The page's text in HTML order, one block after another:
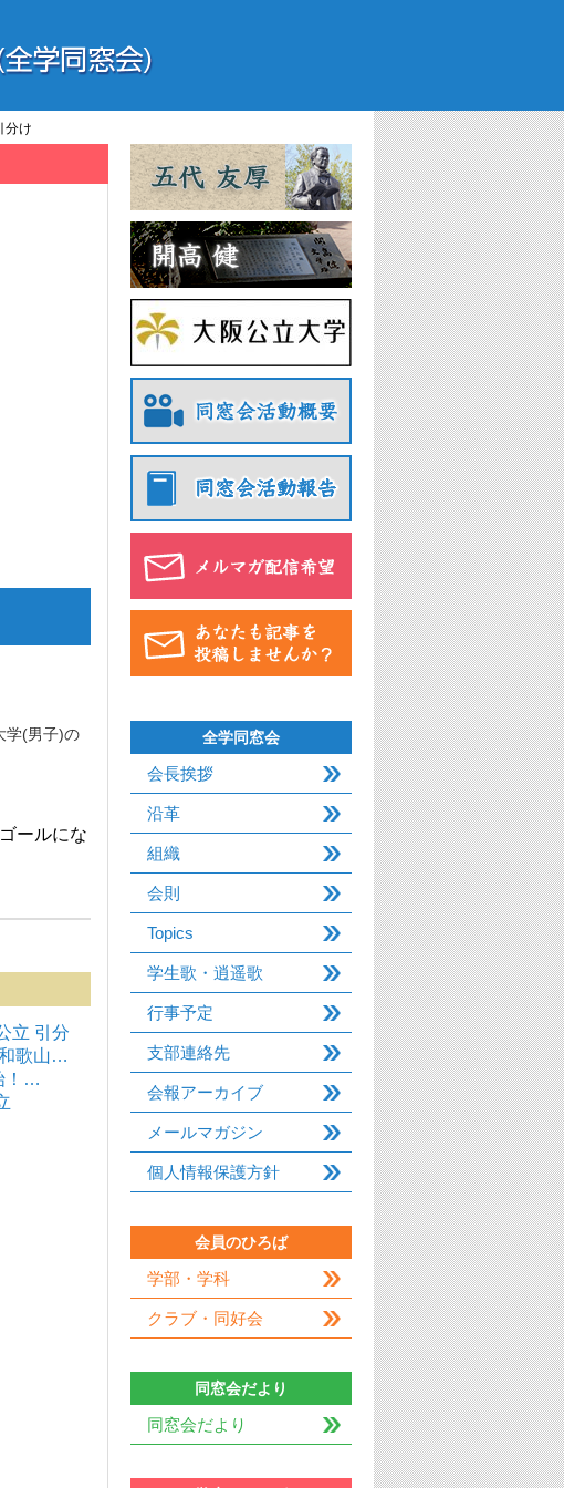
分け
学(男子)の
ールにな
立 引分
歌山…
！…
全学同窓会
会長挨拶
沿革
組織
会則
Topics
学生歌・逍遥歌
行事予定
支部連絡先
会報アーカイブ
メールマガジン
個人情報保護方針
会員のひろば
学部・学科
クラブ・同好会
同窓会だより
同窓会だより